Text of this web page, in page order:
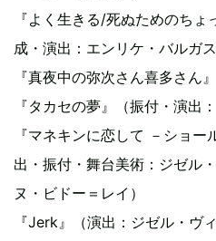
『よく生きる/死ぬためのち
成・演出：エンリケ・バルガス
『真夜中の弥次さん喜多さん
『タカセの夢』（振付・演出
『マネキンに恋して －ショ
出・振付・舞台美術：ジゼル
ヌ・ビドー＝レイ）
『Jerk』（演出：ジゼル・ヴ